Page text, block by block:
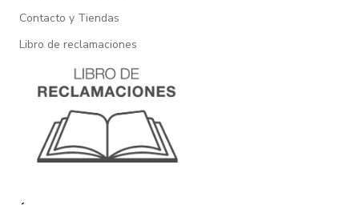
Contacto y Tiendas
Libro de reclamaciones